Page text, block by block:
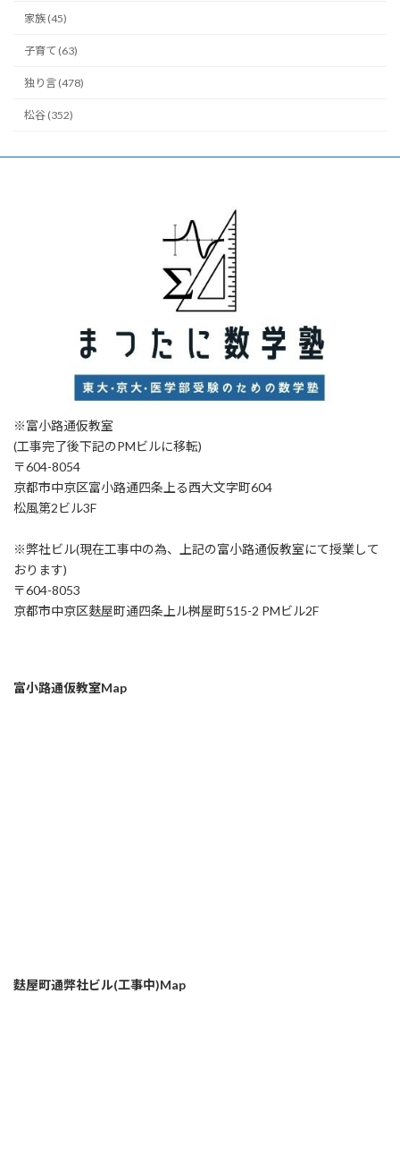
家族 (45)
子育て (63)
独り言 (478)
松谷 (352)
※富小路通仮教室
(工事完了後下記のPMビルに移転)
〒604-8054
京都市中京区富小路通四条上る西大文字町604
松風第2ビル3F
※弊社ビル(現在工事中の為、上記の富小路通仮教室にて授業して
おります)
〒604-8053
京都市中京区麩屋町通四条上ル桝屋町515-2 PMビル2F
富小路通仮教室Map
麩屋町通弊社ビル(工事中)Map